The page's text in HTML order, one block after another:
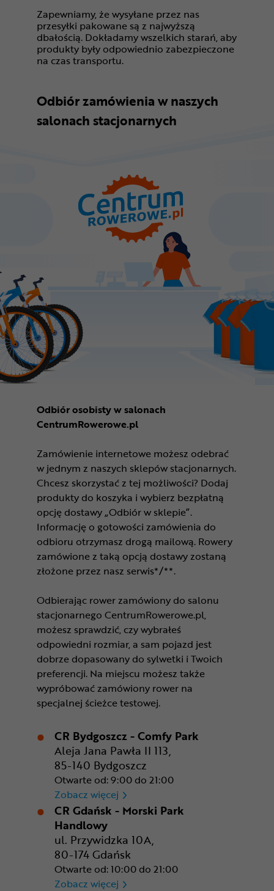
Zapewniamy, że wysyłane przez nas
przesyłki pakowane są z najwyższą
dbałością. Dokładamy wszelkich starań, aby
produkty były odpowiednio zabezpieczone
na czas transportu.
Odbiór zamówienia w naszych
salonach stacjonarnych
Odbiór osobisty w salonach
CentrumRowerowe.pl
Zamówienie internetowe możesz odebrać
w jednym z naszych sklepów stacjonarnych.
Chcesz skorzystać z tej możliwości? Dodaj
produkty do koszyka i wybierz bezpłatną
opcję dostawy „Odbiór w sklepie”.
Informację o gotowości zamówienia do
odbioru otrzymasz drogą mailową. Rowery
zamówione z taką opcją dostawy zostaną
złożone przez nasz serwis*/**.
Odbierając rower zamówiony do salonu
stacjonarnego CentrumRowerowe.pl,
możesz sprawdzić, czy wybrałeś
odpowiedni rozmiar, a sam pojazd jest
dobrze dopasowany do sylwetki i Twoich
preferencji. Na miejscu możesz także
wypróbować zamówiony rower na
specjalnej ścieżce testowej.
CR Bydgoszcz - Comfy Park
Aleja Jana Pawła II 113,
85-140 Bydgoszcz
Otwarte od: 9:00 do 21:00
Zobacz więcej CR Bydgoszcz - Comfy Park
CR Gdańsk - Morski Park
Handlowy
ul. Przywidzka 10A,
80-174 Gdańsk
Otwarte od: 10:00 do 21:00
Zobacz więcej CR Gdańsk - Morski Park